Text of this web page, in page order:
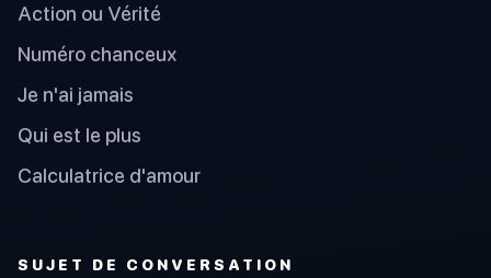
Action ou Vérité
Numéro chanceux
Je n'ai jamais
Qui est le plus
Calculatrice d'amour
SUJET DE CONVERSATION